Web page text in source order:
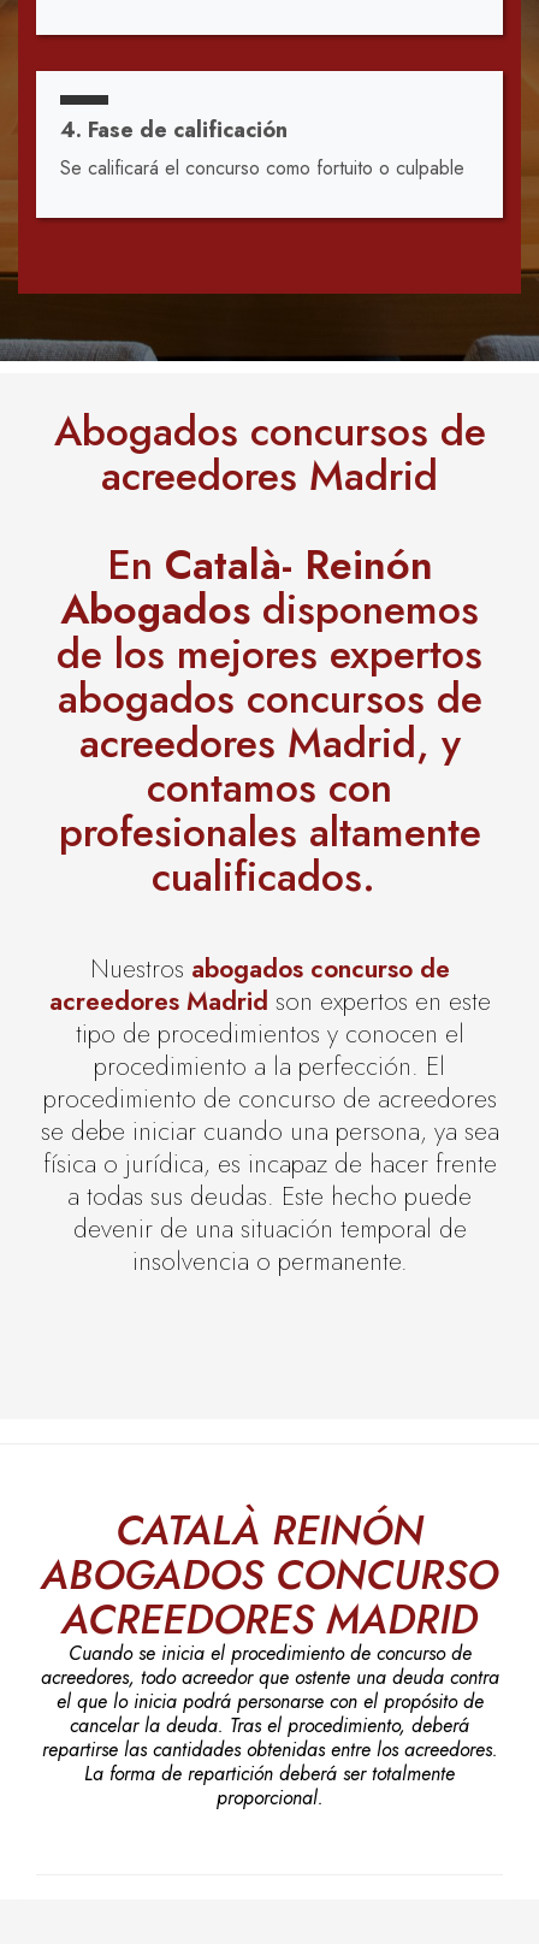
4. Fase de calificación
Se calificará el concurso como fortuito o culpable
Abogados concursos de
acreedores Madrid
En Català- Reinón
Abogados disponemos
de los mejores expertos
abogados concursos de
acreedores Madrid, y
contamos con
profesionales altamente
cualificados.
Nuestros abogados concurso de
acreedores Madrid son expertos en este
tipo de procedimientos y conocen el
procedimiento a la perfección. El
procedimiento de concurso de acreedores
se debe iniciar cuando una persona, ya sea
física o jurídica, es incapaz de hacer frente
a todas sus deudas. Este hecho puede
devenir de una situación temporal de
insolvencia o permanente.
CATALÀ REINÓN
ABOGADOSCONCURSO
ACREEDORES MADRID
Cuando se inicia el procedimiento de concurso de
acreedores, todo acreedor que ostente una deuda contra
el que lo inicia podrá personarse con el propósito de
cancelar la deuda. Tras el procedimiento, deberá
repartirse las cantidades obtenidas entre los acreedores.
La forma de repartición deberá ser totalmente
proporcional.